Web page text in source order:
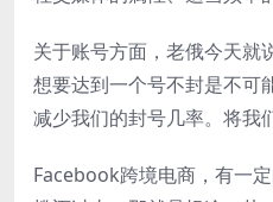
关于账号方面，老俄今天就
想要达到一个号不封是不可
减少我们的封号几率。将我
Facebook跨境电商，有一